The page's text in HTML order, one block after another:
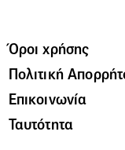
Όροι χρήσης
Πολιτική
Επικοινωνία
Ταυτότητα